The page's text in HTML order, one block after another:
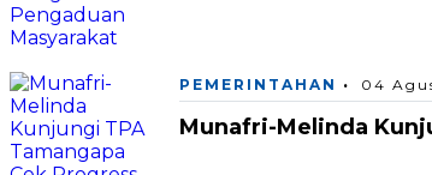
PEMERINTAHAN 04
Munafri-Melinda